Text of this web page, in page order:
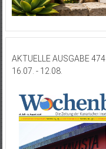
AKTUELLE AUSGABE 474
16.07. - 12.08.